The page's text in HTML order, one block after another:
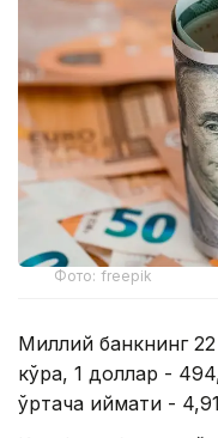
Фото: freepik
Миллий банкнинг
кўра, 1 доллар -
ўртача қиймати -